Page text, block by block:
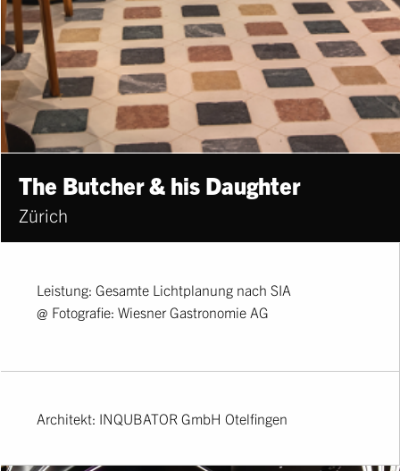
The Butcher & his Daughter
Zürich
Leistung: Gesamte Lichtplanung nach SIA
@ Fotografie: Wiesner Gastronomie AG
Architekt: INQUBATOR GmbH Otelfingen